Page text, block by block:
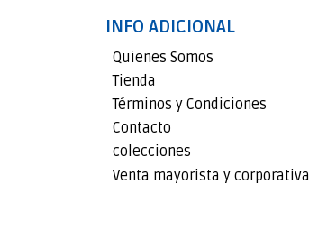
INFO ADICIONAL
Quienes Somos
Tienda
Términos y Condiciones
Contacto
colecciones
Venta mayorista y corporativa